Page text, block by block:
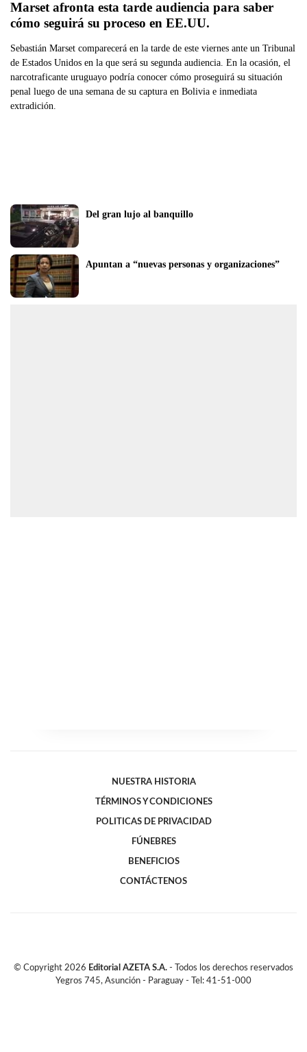
Marset afronta esta tarde audiencia para saber
cómo seguirá su proceso en EE.UU.
Sebastián Marset comparecerá en la tarde de este viernes ante un Tribunal
de Estados Unidos en la que será su segunda audiencia. En la ocasión, el
narcotraficante uruguayo podría conocer cómo proseguirá su situación
penal luego de una semana de su captura en Bolivia e inmediata
extradición.
Del gran lujo al banquillo
Apuntan a “nuevas personas y organizaciones”
NUESTRA HISTORIA
TÉRMINOS Y CONDICIONES
POLITICAS DE PRIVACIDAD
FÚNEBRES
BENEFICIOS
CONTÁCTENOS
© Copyright 2026 Editorial AZETA S.A. - Todos los derechos reservados
Yegros 745, Asunción - Paraguay - Tel: 41-51-000